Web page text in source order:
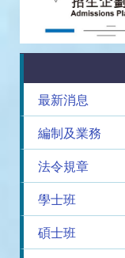
最新消息
編制及業務
法令規章
學士班
碩士班